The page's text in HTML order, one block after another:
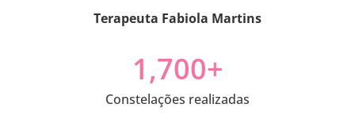
Terapeuta Fabiola Martins
Constelações realizadas
1,700+